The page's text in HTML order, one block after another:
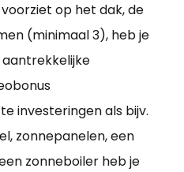
op het dak, de
(minimaal 3), heb je
investeringen als bijv.
zonnepanelen, een
zonneboiler heb je